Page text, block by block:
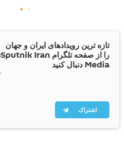
تازه ترین رویدادهای ایران و جهان
را از صفحه تلگرام Sputnik Iran
Media دنبال کنید
اشتراک